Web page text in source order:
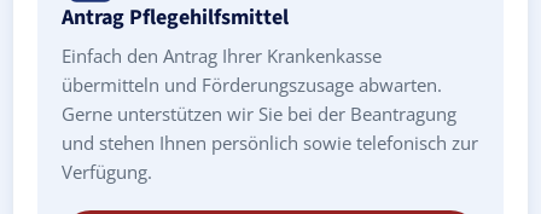
Antrag Pflegehilfsmittel
Einfach den Antrag Ihrer Krankenkasse
übermitteln und Förderungszusage abwarten.
Gerne unterstützen wir Sie bei der Beantragung
und stehen Ihnen persönlich sowie telefonisch zur
Verfügung.